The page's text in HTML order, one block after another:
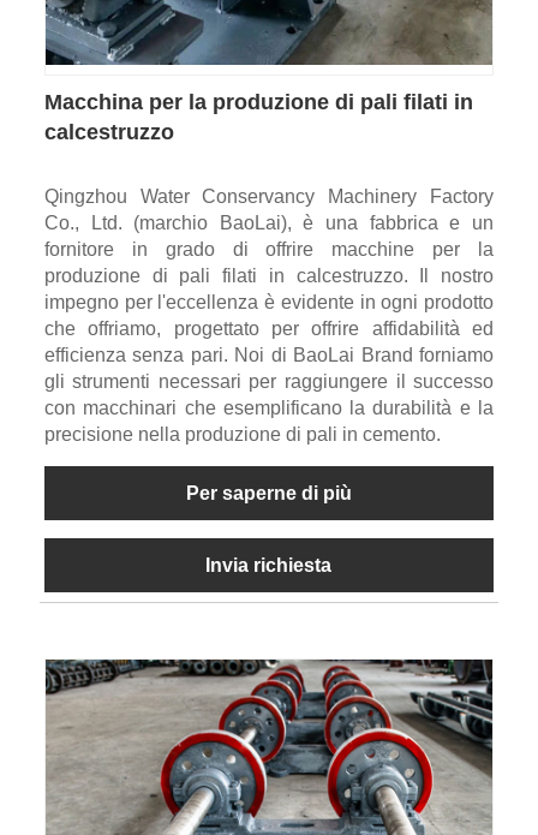
Macchina per la produzione di pali filati in
calcestruzzo
Qingzhou Water Conservancy Machinery Factory
Co., Ltd. (marchio BaoLai), è una fabbrica e un
fornitore in grado di offrire macchine per la
produzione di pali filati in calcestruzzo. Il nostro
impegno per l'eccellenza è evidente in ogni prodotto
che offriamo, progettato per offrire affidabilità ed
efficienza senza pari. Noi di BaoLai Brand forniamo
gli strumenti necessari per raggiungere il successo
con macchinari che esemplificano la durabilità e la
precisione nella produzione di pali in cemento.
Per saperne di più
Invia richiesta